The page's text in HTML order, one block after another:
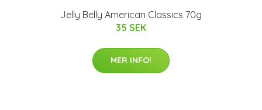
Jelly Belly American Classics 70g
35 SEK
MER INFO!